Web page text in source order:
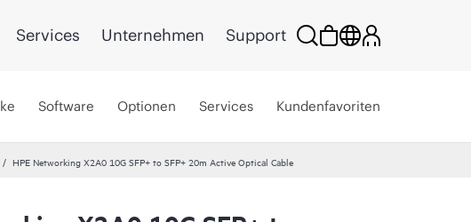
Services Unternehmen Support
Software Optionen Services Kundenfavoriten
HPE Networking X2A0 10G SFP+ to SFP+ 20m Active Optical Cable